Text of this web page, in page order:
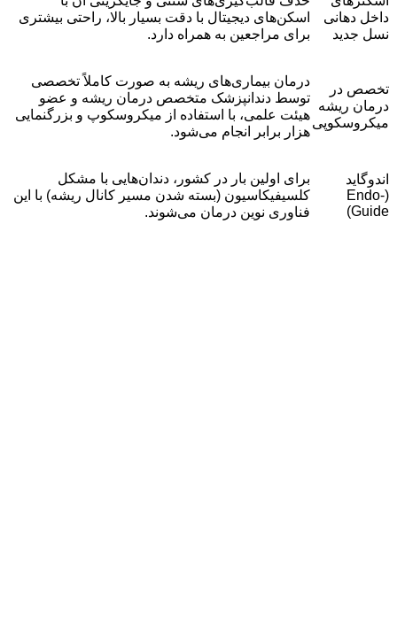
داخل دهانی
نسل جدید
اسکن‌های دیجیتال با دقت بسیار بالا، راحتی بیشتری
برای مراجعین به همراه دارد.
تخصص در
درمان ریشه
میکروسکوپی
درمان بیماری‌های ریشه به صورت کاملاً تخصصی
توسط دندانپزشک متخصص درمان ریشه و عضو
هیئت علمی، با استفاده از میکروسکوپ و بزرگنمایی
هزار برابر انجام می‌شود.
اندوگاید
(Endo-
Guide)
برای اولین بار در کشور، دندان‌هایی با مشکل
کلسیفیکاسیون (بسته شدن مسیر کانال ریشه) با این
فناوری نوین درمان می‌شوند.